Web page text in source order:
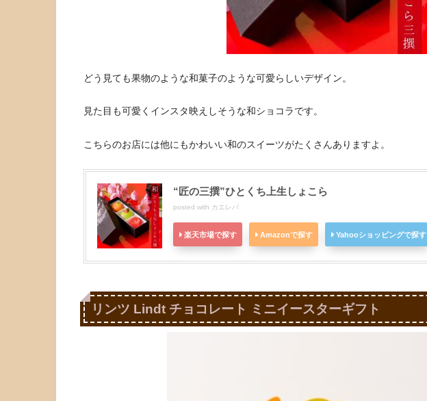
どう見ても果物のような和菓子のような可愛らしいデザイン。
見た目も可愛くインスタ映えしそうな和ショコラです。
こちらのお店には他にもかわいい和のスイーツがたくさんありますよ。
“匠の三撰”ひとくち上生しょこら
posted with カエレバ
楽天市場で探す Amazonで探す Yahooショッピングで探す
リンツ Lindt チョコレート ミニイースターギフト